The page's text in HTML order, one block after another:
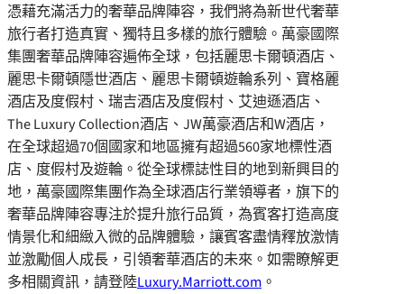
憑藉充滿活力的奢華品牌陣容，我們將為新世代奢華
旅行者打造真實、獨特且多樣的旅行體驗。萬豪國際
集團奢華品牌陣容遍佈全球，包括麗思卡爾頓酒店、
麗思卡爾頓隱世酒店、麗思卡爾頓遊輪系列、寶格麗
酒店及度假村、瑞吉酒店及度假村、艾迪遜酒店、
The Luxury Collection酒店、JW萬豪酒店和W酒店，
在全球超過70個國家和地區擁有超過560家地標性酒
店、度假村及遊輪。從全球標誌性目的地到新興目的
地，萬豪國際集團作為全球酒店行業領導者，旗下的
奢華品牌陣容專注於提升旅行品質，為賓客打造高度
情景化和細緻入微的品牌體驗，讓賓客盡情釋放激情
並激勵個人成長，引領奢華酒店的未來。如需瞭解更
多相關資訊，請登陸Luxury.Marriott.com 。